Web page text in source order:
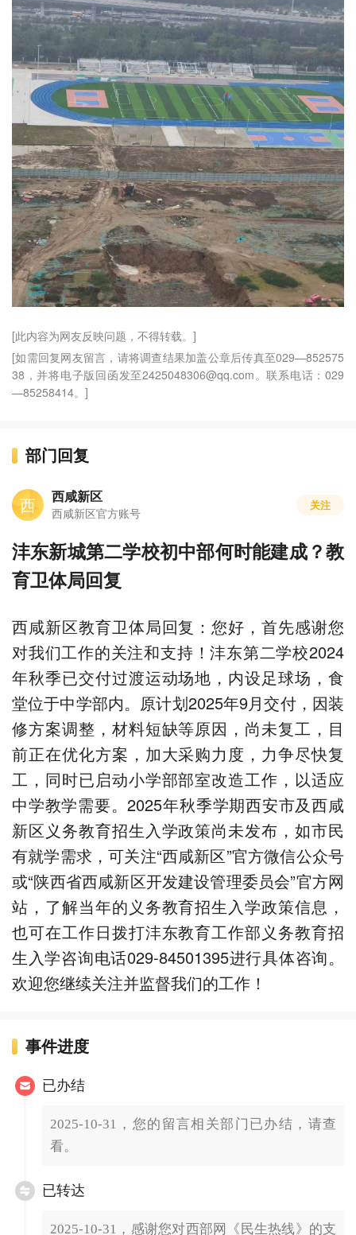
[此内容为网友反映问题，不得转载。]
[如需回复网友留言，请将调查结果加盖公章后传真至029—852575
38，并将电子版回函发至2425048306@qq.com。联系电话：029
—85258414。]
部门回复
西 西咸新区
西咸新区官方账号
关注
沣东新城第二学校初中部何时能建成？教
育卫体局回复
西咸新区教育卫体局回复：您好，首先感谢您
对我们工作的关注和支持！沣东第二学校2024
年秋季已交付过渡运动场地，内设足球场，食
堂位于中学部内。原计划2025年9月交付，因装
修方案调整，材料短缺等原因，尚未复工，目
前正在优化方案，加大采购力度，力争尽快复
工，同时已启动小学部部室改造工作，以适应
中学教学需要。2025年秋季学期西安市及西咸
新区义务教育招生入学政策尚未发布，如市民
有就学需求，可关注“西咸新区”官方微信公众号
或“陕西省西咸新区开发建设管理委员会”官方网
站，了解当年的义务教育招生入学政策信息，
也可在工作日拨打沣东教育工作部义务教育招
生入学咨询电话029-84501395进行具体咨询。
欢迎您继续关注并监督我们的工作！
事件进度
已办结
2025-10-31，您的留言相关部门已办结，请查
看。
已转达
2025-10-31，感谢您对西部网《民生热线》的支